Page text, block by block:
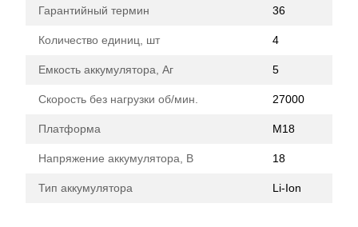
Гарантийный термин 36
Количество единиц, шт 4
Емкость аккумулятора, Аг 5
Скорость без нагрузки об/мин. 27000
Платформа M18
Напряжение аккумулятора, В 18
Тип аккумулятора Li-Ion